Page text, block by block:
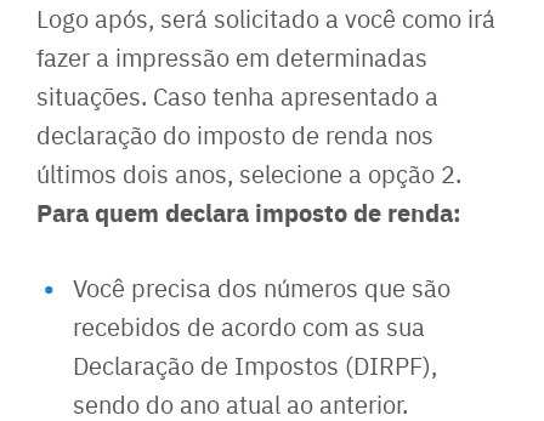
Logo após, será solicitado a você como irá
fazer a impressão em determinadas
situações. Caso tenha apresentado a
declaração do imposto de renda nos
últimos dois anos, selecione a opção 2.
Para quem declara imposto de renda:
Você precisa dos números que são
recebidos de acordo com as sua
Declaração de Impostos (DIRPF),
sendo do ano atual ao anterior.